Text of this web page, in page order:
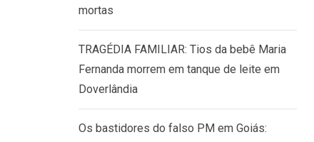
mortas
TRAGÉDIA FAMILIAR: Tios da bebê Maria
Fernanda morrem em tanque de leite em
Doverlândia
Os bastidores do falso PM em Goiás: